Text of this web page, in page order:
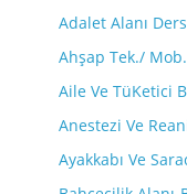
Adalet Alanı
Ahşap Tek./
Aile Ve TüKetici
Anestezi Ve
Ayakkabı Ve